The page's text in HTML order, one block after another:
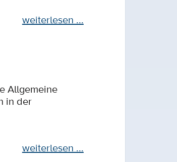
weiterlesen ...
Allgemeine
in der
weiterlesen ...